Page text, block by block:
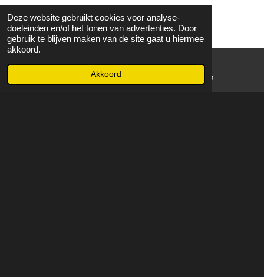
Deze website gebruikt cookies voor analyse-
doeleinden en/of het tonen van advertenties. Door
gebruik te blijven maken van de site gaat u hiermee
akkoord.
Akkoord WhatsApp